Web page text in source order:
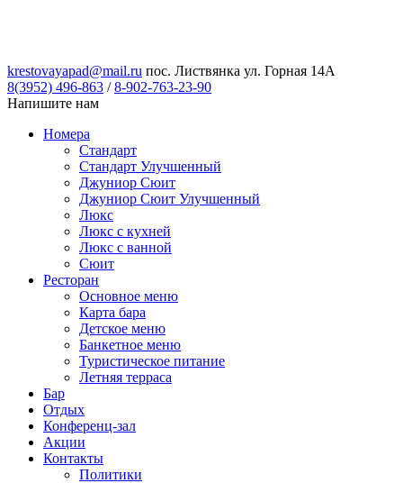
krestovayapad@mail.ru пос. Листвянка ул. Горная 14А
8(3952) 496-863 / 8-902-763-23-90
Напишите нам
Номера
Стандарт
Стандарт Улучшенный
Джуниор Сюит
Джуниор Сюит Улучшенный
Люкс
Люкс с кухней
Люкс с ванной
Сюит
Ресторан
Основное меню
Карта бара
Детское меню
Банкетное меню
Туристическое питание
Летняя терраса
Бар
Отдых
Конференц-зал
Акции
Контакты
Политики